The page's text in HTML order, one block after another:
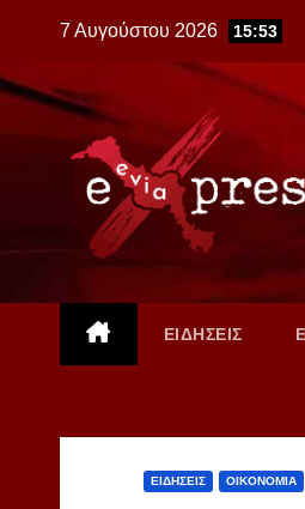
content
7 Αυγούστου 2026 15:53
ΕΙΔΗΣΕΙΣ
ΕΙΔΗΣΕΙΣ ΟΙΚΟΝΟΜΙΑ